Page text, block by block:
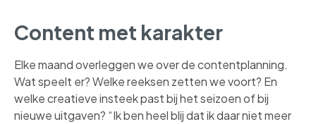
Content met karakter
Elke maand overleggen we over de contentplanning.
Wat speelt er? Welke reeksen zetten we voort? En
welke creatieve insteek past bij het seizoen of bij
nieuwe uitgaven? “Ik ben heel blij dat ik daar niet meer